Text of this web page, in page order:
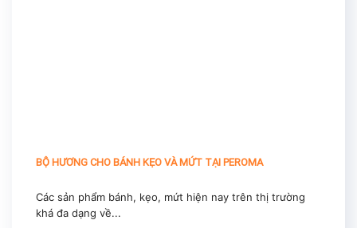
BỘ HƯƠNG CHO BÁNH KẸO VÀ MỨT TẠI PEROMA
Các sản phẩm bánh, kẹo, mứt hiện nay trên thị trường
khá đa dạng về...